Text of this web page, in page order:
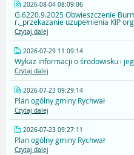
2026-08-04 08:09:06
G.6220.9.2025 Obwieszczenie
r._przekazanie uzupełnienia KIP
Czytaj dalej
2026-07-29 11:09:14
Wykaz informacji o środowisku i
Czytaj dalej
2026-07-23 09:29:14
Plan ogólny gminy Rychwał
Czytaj dalej
2026-07-23 09:27:11
Plan ogólny gminy Rychwał
Czytaj dalej